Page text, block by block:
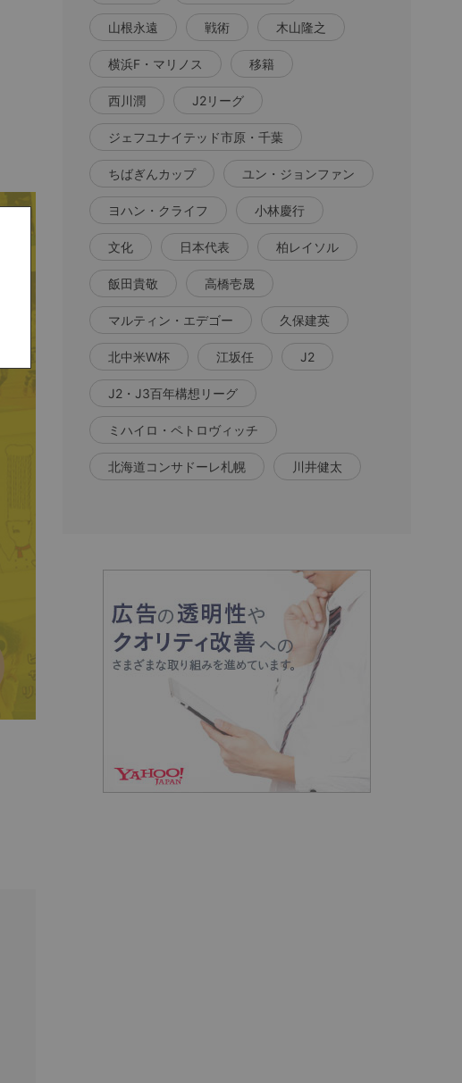
山根永遠 戦術 木山隆之
横浜F・マリノス 移籍
西川潤 J2リーグ
ジェフユナイテッド市原・千葉
ちばぎんカップ ユン・ジョンファン
ヨハン・クライフ 小林慶行
文化 日本代表 柏レイソル
飯田貴敬 高橋壱晟
マルティン・エデゴー 久保建英
北中米W杯 江坂任 J2
J2・J3百年構想リーグ
ミハイロ・ペトロヴィッチ
北海道コンサドーレ札幌 川井健太